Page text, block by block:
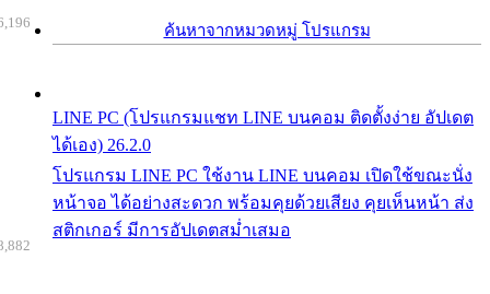
ค้นหาจากหมวดหมู่ โปรแกรม
LINE PC (โปรแกรมแชท LINE บนคอม ติดตั้งง่าย อัปเดต
ได้เอง) 26.2.0
โปรแกรม LINE PC ใช้งาน LINE บนคอม เปิดใช้ขณะนั่ง
หน้าจอ ได้อย่างสะดวก พร้อมคุยด้วยเสียง คุยเห็นหน้า ส่ง
สติกเกอร์ มีการอัปเดตสม่ำเสมอ